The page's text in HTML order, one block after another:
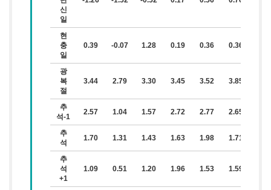
신
일
현
충
일
0.39 -0.07 1.28 0.19 0.36 0.36
광
복
절
3.44 2.79 3.30 3.45 3.52 3.85
추
석-1
2.57 1.04 1.57 2.72 2.77 2.65
추
석
1.70 1.31 1.43 1.63 1.98 1.71
추
석
+1
1.09 0.51 1.20 1.96 1.53 1.59